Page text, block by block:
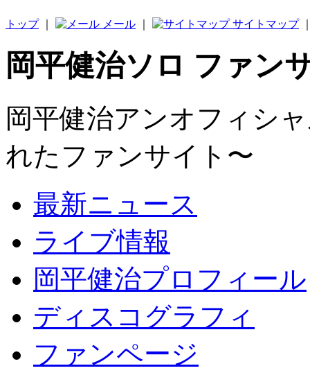
トップ｜ メール サイトマップ
岡平健治ソロ ファン
岡平健治アンオフィシ
れたファンサイト〜
最新ニュース
ライブ情報
岡平健治プロフィール
ディスコグラフィ
ファンページ